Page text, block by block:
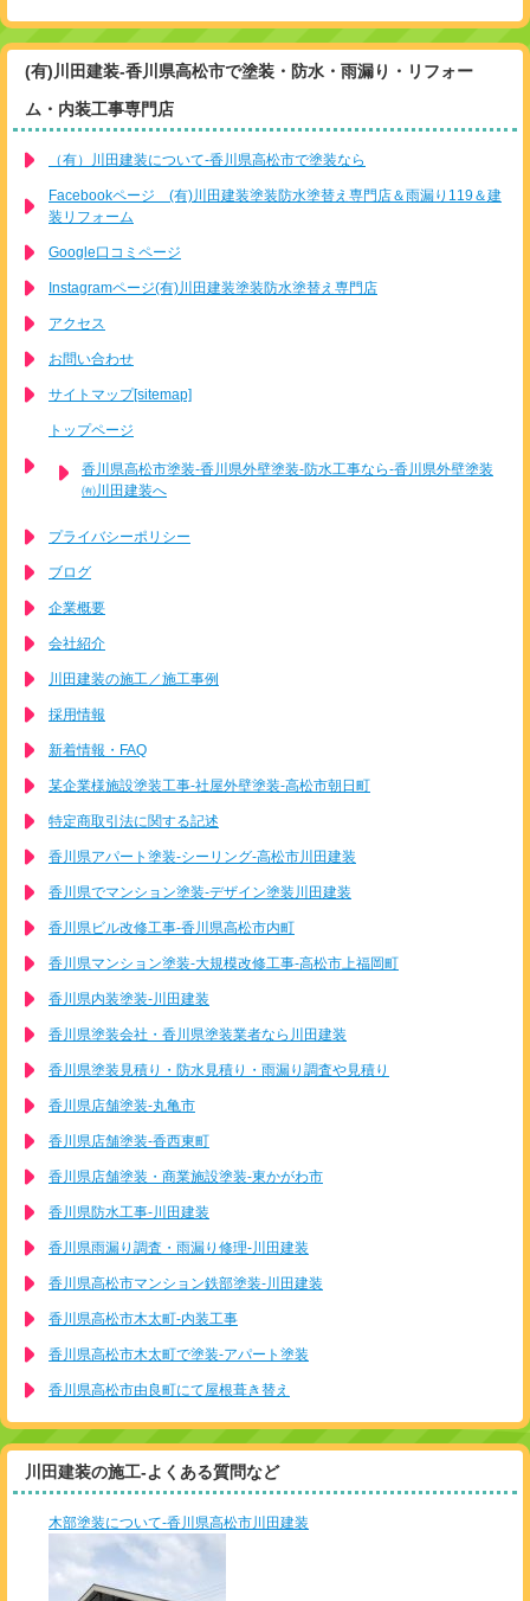
(有)川田建装-香川県高松市で塗装・防水・雨漏り・リフォー
ム・内装工事専門店
（有）川田建装について-香川県高松市で塗装なら
Facebookページ (有)川田建装塗装防水塗替え専門店＆雨漏り119＆建
装リフォーム
Google口コミページ
Instagramページ(有)川田建装塗装防水塗替え専門店
アクセス
お問い合わせ
サイトマップ[sitemap]
トップページ
香川県高松市塗装-香川県外壁塗装-防水工事なら-香川県外壁塗装
㈲川田建装へ
プライバシーポリシー
ブログ
企業概要
会社紹介
川田建装の施工／施工事例
採用情報
新着情報・FAQ
某企業様施設塗装工事-社屋外壁塗装-高松市朝日町
特定商取引法に関する記述
香川県アパート塗装-シーリング-高松市川田建装
香川県でマンション塗装-デザイン塗装川田建装
香川県ビル改修工事-香川県高松市内町
香川県マンション塗装-大規模改修工事-高松市上福岡町
香川県内装塗装-川田建装
香川県塗装会社・香川県塗装業者なら川田建装
香川県塗装見積り・防水見積り・雨漏り調査や見積り
香川県店舗塗装-丸亀市
香川県店舗塗装-香西東町
香川県店舗塗装・商業施設塗装-東かがわ市
香川県防水工事-川田建装
香川県雨漏り調査・雨漏り修理-川田建装
香川県高松市マンション鉄部塗装-川田建装
香川県高松市木太町-内装工事
香川県高松市木太町で塗装-アパート塗装
香川県高松市由良町にて屋根葺き替え
川田建装の施工-よくある質問など
木部塗装について-香川県高松市川田建装